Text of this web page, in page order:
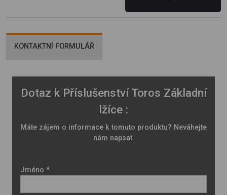
KONTAKTNÍ FORMULÁŘ
Dotaz k Příslušenství Toros Základní
lžíce :
Máte zájem o informace k tomuto produktu? Neváhejte
nám napsat.
Jméno *